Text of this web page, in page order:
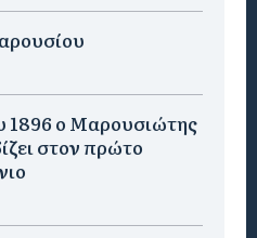
1896 ο Μαρουσιώτης
στον πρώτο